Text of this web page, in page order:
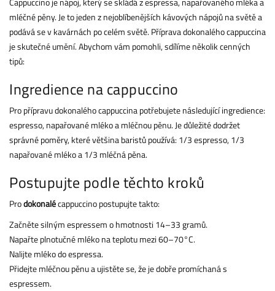
mléčné pěny. Je to jeden z nejoblíbenějších kávových nápojů na světě a
podává se v kavárnách po celém světě. Příprava dokonalého cappuccina
je skutečné umění. Abychom vám pomohli, sdílíme několik cenných
tipů:
Ingredience na cappuccino
Pro přípravu dokonalého cappuccina potřebujete následující ingredience:
espresso, napařované mléko a mléčnou pěnu. Je důležité dodržet
správné poměry, které většina baristů používá: 1/3 espresso, 1/3
napařované mléko a 1/3 mléčná pěna.
Postupujte podle těchto kroků
Prodokonalécappuccino postupujte takto:
Začněte silným espressem o hmotnosti 14–33 gramů.
Napařte plnotučné mléko na teplotu mezi 60–70°C.
Nalijte mléko do espressa.
Přidejte mléčnou pěnu a ujistěte se, že je dobře promíchaná s
espressem.